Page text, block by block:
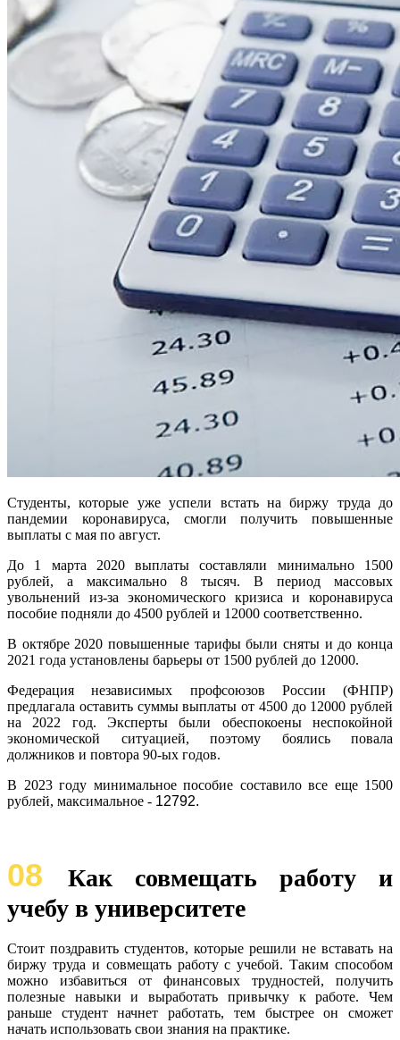
Студенты, которые уже успели встать на биржу труда до
пандемии коронавируса, смогли получить повышенные
выплаты с мая по август.
До 1 марта 2020 выплаты составляли минимально 1500
рублей, а максимально 8 тысяч. В период массовых
увольнений из-за экономического кризиса и коронавируса
пособие подняли до 4500 рублей и 12000 соответственно.
В октябре 2020 повышенные тарифы были сняты и до конца
2021 года установлены барьеры от 1500 рублей до 12000.
Федерация независимых профсоюзов России (ФНПР)
предлагала оставить суммы выплаты от 4500 до 12000 рублей
на 2022 год. Эксперты были обеспокоены неспокойной
экономической ситуацией, поэтому боялись повала
должников и повтора 90-ых годов.
В 2023 году минимальное пособие составило все еще 1500
рублей, максимальное - 12792.
08
Как совмещать работу и
учебу в университете
Стоит поздравить студентов, которые решили не вставать на
биржу труда и совмещать работу с учебой. Таким способом
можно избавиться от финансовых трудностей, получить
полезные навыки и выработать привычку к работе. Чем
раньше студент начнет работать, тем быстрее он сможет
начать использовать свои знания на практике.